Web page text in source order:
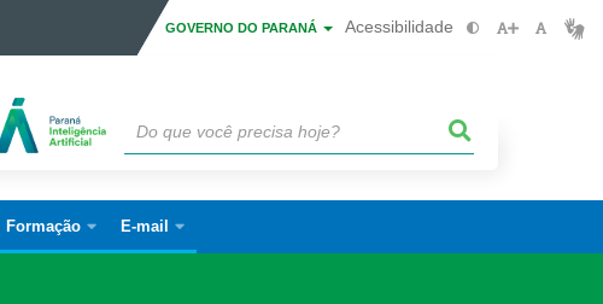
GOVERNO DO PARANÁ Acessibilidade
Formação E-mail